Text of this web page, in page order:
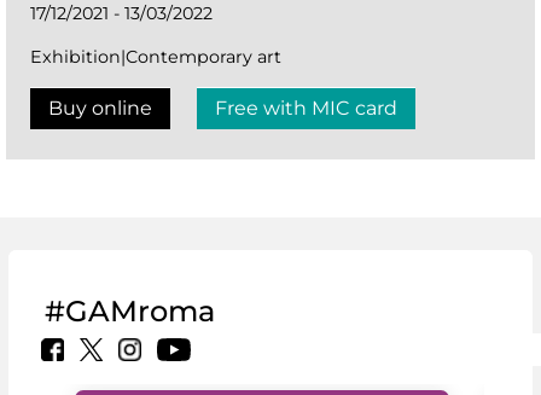
17/12/2021 - 13/03/2022
Exhibition|Contemporary art
Buy online Free with MIC card
#GAMroma